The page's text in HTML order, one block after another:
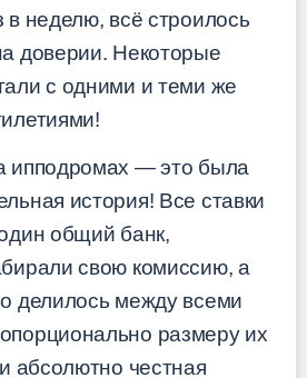
в неделю, всё строилось
доверии. Некоторые
с одними и теми же
ипподромах — это была
история! Все ставки
общий банк,
свою комиссию, а
делилось между всеми
размеру их
абсолютно честная